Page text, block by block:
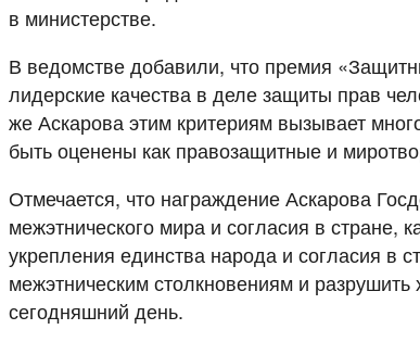
в министерстве.
В ведомстве добавили, что премия
лидерские качества в деле защиты прав
же Аскарова этим критериям вызывает
быть оценены как правозащитные и
Отмечается, что награждение Аскарова
межэтнического мира и согласия в
укрепления единства народа и согласия в
межэтническим столкновениям и
сегодняшний день.